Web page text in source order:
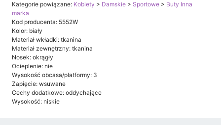
Kategorie powiązane: Kobiety > Damskie > Sportowe > Buty Inna
marka
Kod producenta: 5552W
Kolor: biały
Materiał wkładki: tkanina
Materiał zewnętrzny: tkanina
Nosek: okrągły
Ocieplenie: nie
Wysokość obcasa/platformy: 3
Zapięcie: wsuwane
Cechy dodatkowe: oddychające
Wysokość: niskie